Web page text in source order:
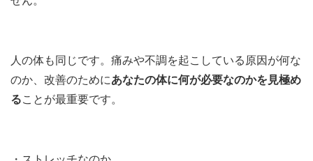
人の体も同じです。痛みや不調を起こしている原因が何な
のか、改善のためにあなたの体に何が必要なのかを見極め
ることが最重要です。